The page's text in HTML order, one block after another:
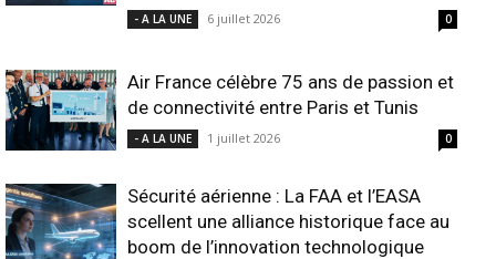
- A LA UNE 6 juillet 2026 0
Air France célèbre 75 ans de passion et
de connectivité entre Paris et Tunis
- A LA UNE 1 juillet 2026 0
Sécurité aérienne : La FAA et l’EASA
scellent une alliance historique face au
boom de l’innovation technologique